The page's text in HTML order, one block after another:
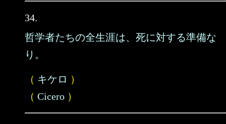
34.
哲学者たちの全生涯は、死に対する準備な
り。
（ キケロ ）
（ Cicero ）